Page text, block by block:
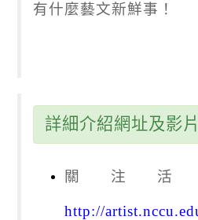
有什麼藝文新鮮事！
詳細介紹網址及影
關注活
http://